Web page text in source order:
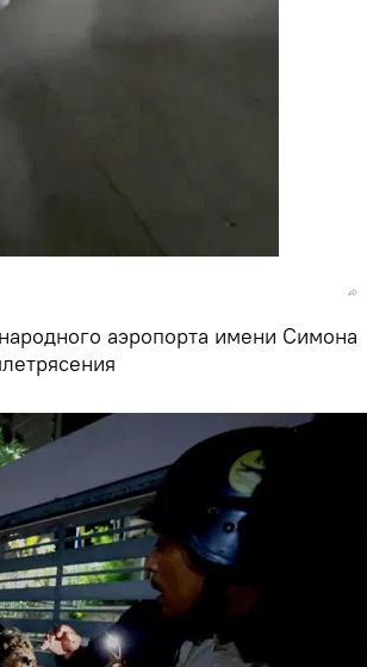
аэропорта имени Симона